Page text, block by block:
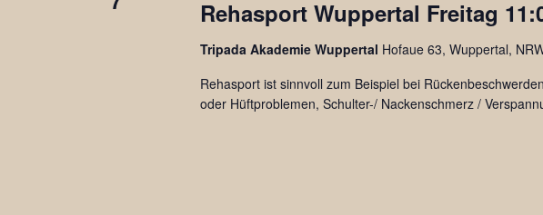
Rehasport Wuppertal Freitag
Tripada Akademie Wuppertal Hofaue 63, Wuppertal,
Rehasport ist sinnvoll zum Beispiel bei
oder Hüftproblemen, Schulter-/ Nackenschmerz /